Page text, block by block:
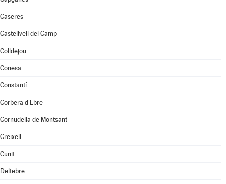
Caseres
Castellvell del Camp
Colldejou
Conesa
Constantí
Corbera d'Ebre
Cornudella de Montsant
Creixell
Cunit
Deltebre